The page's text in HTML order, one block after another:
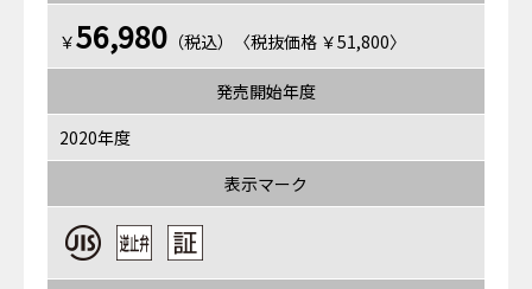
￥56,980 （税込）〈税抜価格 ￥51,800〉
発売開始年度
2020年度
表示マーク